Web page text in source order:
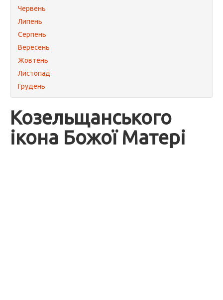
Червень
Липень
Серпень
Вересень
Жовтень
Листопад
Грудень
Козельщанського
ікона Божої Матері